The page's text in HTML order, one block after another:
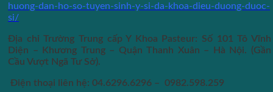
huong-dan-ho-so-tuyen-sinh-y-si-da-khoa-dieu-duong-duoc-
si/
Địa chỉ Trường Trung cấp Y Khoa Pasteur: Số 101 Tô Vĩnh
Diện – Khương Trung – Quận Thanh Xuân – Hà Nội. (Gần
Cầu Vượt Ngã Tư Sở).
Điện thoại liên hệ: 04.6296.6296 – 0982.598.259